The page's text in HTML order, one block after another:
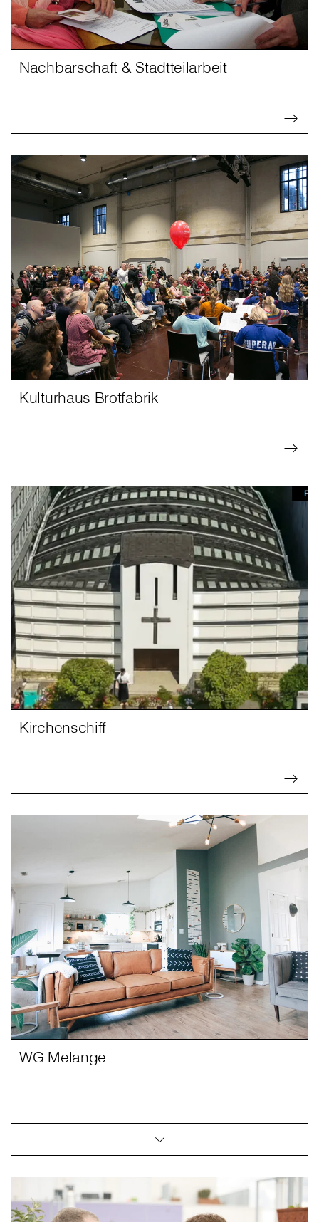
Nachbarschaft & Stadtteilarbeit
Kulturhaus Brotfabrik
Kirchenschiff
WG Melange